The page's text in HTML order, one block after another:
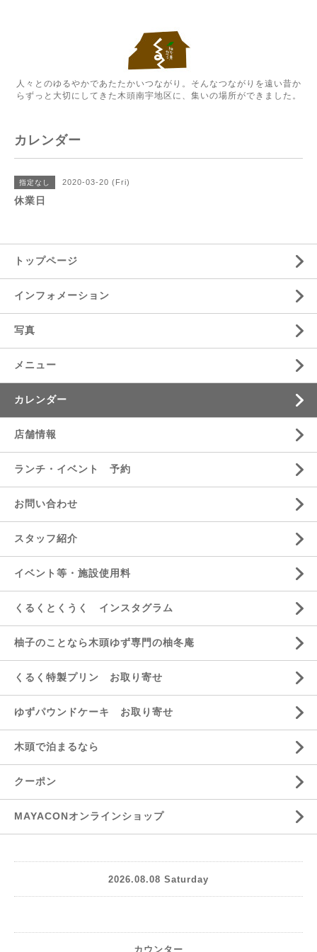
人々とのゆるやかであたたかいつながり。そんなつながりを遠い昔か
らずっと大切にしてきた木頭南宇地区に、集いの場所ができました。
カレンダー
指定なし 2020-03-20 (Fri)
休業日
トップページ
インフォメーション
写真
メニュー
カレンダー
店舗情報
ランチ・イベント 予約
お問い合わせ
スタッフ紹介
イベント等・施設使用料
くるくとくうく インスタグラム
柚子のことなら木頭ゆず専門の柚冬庵
くるく特製プリン お取り寄せ
ゆずパウンドケーキ お取り寄せ
木頭で泊まるなら
クーポン
MAYACONオンラインショップ
2026.08.08 Saturday
カウンター